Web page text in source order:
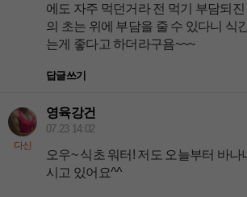
에도 자주 먹던거라 전 먹기 부담되
의 초는 위에 부담을 줄 수 있다니 식
는게 좋다고 하더라구욤~~~
답글쓰기
다신
영육강건
07.23 14:02
오우~ 식초 워터! 저도 오늘부터 바나
시고 있어요^^